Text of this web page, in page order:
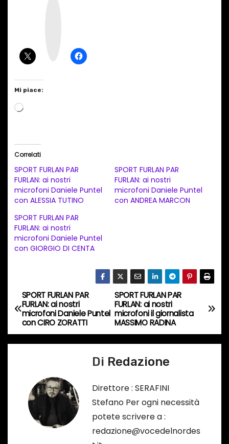
Mi piace:
C
a
m
e
n
t
o
c
o
r
s
Correlati
SPORT FURLAN PAR
FURLAN: ai nostri
microfoni Daniele Puntel
con ALESSIA TUTINO
SPORT FURLAN PAR
FURLAN: ai nostri
microfoni Daniele Puntel
con ANDREA MARCON
SPORT FURLAN PAR
FURLAN: ai nostri
microfoni Daniele Puntel
con GIORGIO DI CENTA
N
a
v
SPORT FURLAN PAR
FURLAN: ai nostri
microfoni il giornalista
MASSIMO RADINA
SPORT FURLAN PAR
FURLAN: ai nostri
microfoni Daniele Puntel
con CIRO ZORATTI
Di Redazione
Direttore : SERAFINI
Stefano Per ogni necessità
potete scrivere a :
redazione@vocedelnordes